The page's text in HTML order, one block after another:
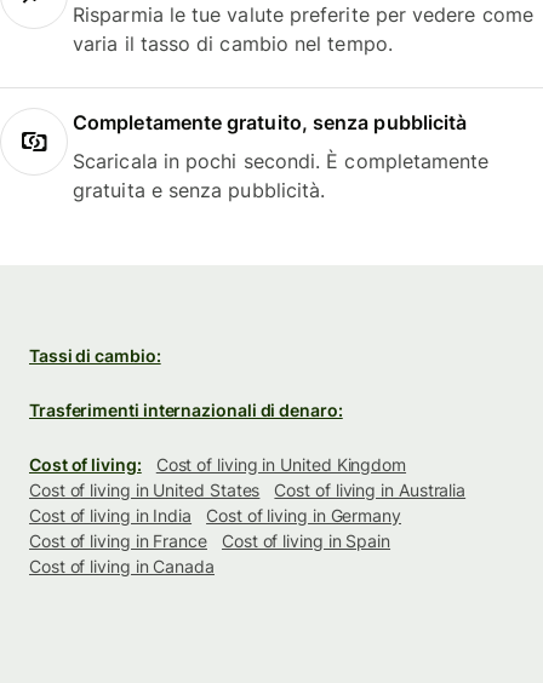
Risparmia le tue valute preferite per vedere come
varia il tasso di cambio nel tempo.
Completamente gratuito, senza pubblicità
Scaricala in pochi secondi. È completamente
gratuita e senza pubblicità.
Tassi di cambio:
Trasferimenti internazionali di denaro:
Cost of living:
Cost of living in United Kingdom
Cost of living in United States
Cost of living in Australia
Cost of living in India
Cost of living in Germany
Cost of living in France
Cost of living in Spain
Cost of living in Canada